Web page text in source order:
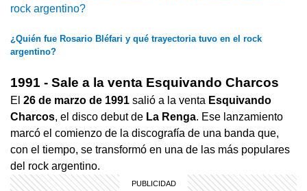
¿Quién fue Rosario Bléfari y qué trayectoria tuvo en el rock
argentino?
1991 - Sale a la venta Esquivando Charcos
El 26 de marzo de 1991 salió a la venta Esquivando
Charcos, el disco debut de La Renga. Ese lanzamiento
marcó el comienzo de la discografía de una banda que,
con el tiempo, se transformó en una de las más populares
del rock argentino.